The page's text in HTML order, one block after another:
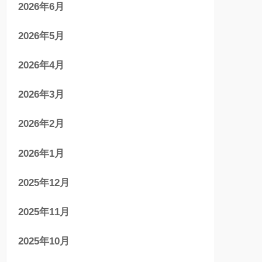
2026年6月
2026年5月
2026年4月
2026年3月
2026年2月
2026年1月
2025年12月
2025年11月
2025年10月